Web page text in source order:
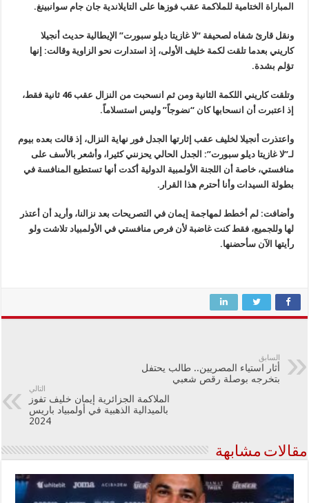
المباراة الختامية للملاكمة عقب فوزها على التايلاندية جان جام سوانبينغ.
ونقل قارئ شفاه لصحيفة “لا غازيتا ديلو سبورت” الإيطالية حديث أنجيلا
كاريني بعدما تلقت لكمة خليف الأولى، إذ استدارت نحو الزاوية وقالت: إنها
تؤلم بشدة.
وتلقت كاريني اللكمة الثانية ومن ثم انسحبت من النزال عقب 46 ثانية فقط،
إذ اعتبرت أن انسحابها كان “نضوجاً” وليس استسلاماً.
واعتذرت أنجيلا لخليف عقب إثارتها الجدل فور نهاية النزال، إذ قالت بعده بيوم
لـ”لا غازيتا ديلو سبورت”: الجدل الحالي يحزنني كثيرا، وأشعر بالأسف على
منافستي، خاصة أن اللجنة الأولمبية الدولية أكدت أنها تستطيع المنافسة في
بطولة السيدات وأنا أحترم هذا القرار.
وأضافت: لم أخطط لمهاجمة إيمان في التصريحات بعد نزالنا، وأريد أن أعتذر
لها وللجميع، فقط كنت غاضبة لأن فرص منافستي في الأولمبياد تلاشت ولو
رأيتها الآن سأحضنها.
السابق
أثار استياء المصريين.. طالب يحتفل
بتخرجه بوصلة رقص شعبي
التالي
الملاكمة الجزائرية إيمان خليف تفوز
بالميدالية الذهبية في أولمبياد باريس
2024
مقالات مشابهة